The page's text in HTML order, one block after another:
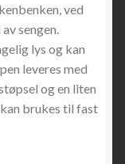
ved
sengen.
lys og kan
leveres med
og en liten
brukes til fast